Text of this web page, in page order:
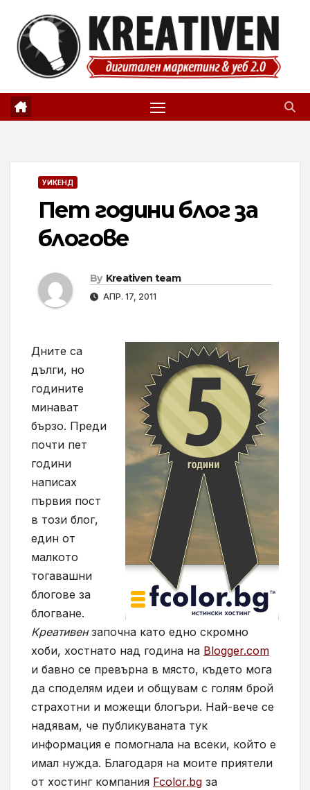
content
УИКЕНД
Пет години блог за
блогове
By Kreativen team
АПР. 17, 2011
Дните са
дълги, но
годините
минават
бързо. Преди
почти пет
години
написах
първия пост
в този блог,
един от
малкото
тогавашни
блогове за
блогване.
Креативензапочна като едно скромно
хоби, хостнато над година на Blogger.com
и бавно се превърна в място, където мога
да споделям идеи и общувам с голям брой
страхотни и можещи блогъри. Най-вече се
надявам, че публикуваната тук
информация е помогнала на всеки, който е
имал нужда. Благодаря на моите приятели
от хостинг компания Fcolor.bg за